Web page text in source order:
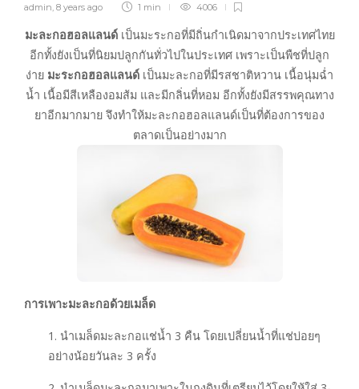
admin 8 years ago 1 min 4006
มะละกอฮอลแลนด์เป็นมะระกอที่มีถิ่นกำเนิดมาจากประเทศไทย
อีกทั้งยังเป็นที่นิยมปลูกกันทั่วไปในประเทศ เพราะเป็นพืชที่ปลูก
ง่าย มะระกอฮอลแลนด์ เป็นมะละกอที่มีรสชาติหวาน เนื้อนุ่มฉ่ำ
น้ำ เนื้อมีสีเหลืองอมส้ม และมีกลิ่นที่หอม อีกทั้งยังมีสรรพคุณทาง
ยาอีกมากมาย จึงทำให้มะละกอฮอลแลนด์เป็นที่ต้องการของ
ตลาดเป็นอย่างมาก
การเพาะมะละกอด้วยเมล็ด
1. นำเมล็ดมะละกอแช่น้ำ 3 คืน โดยเปลี่ยนน้ำที่แช่บ่อยๆ
อย่างน้อยวันละ 3 ครั้ง